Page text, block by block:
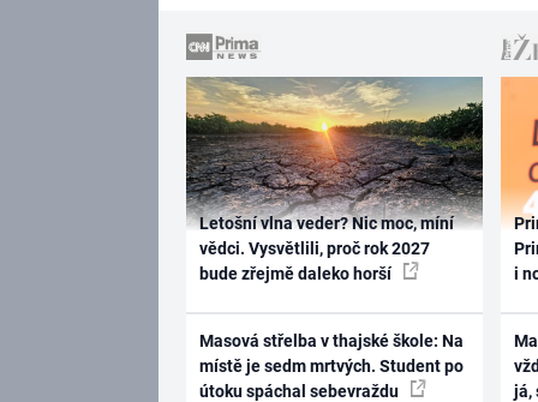
Letošní vlna veder? Nic moc, míní
vědci. Vysvětlili, proč rok 2027
bude zřejmě daleko horší
Masová střelba v thajské škole: Na
místě je sedm mrtvých. Student po
útoku spáchal sebevraždu
i
já,